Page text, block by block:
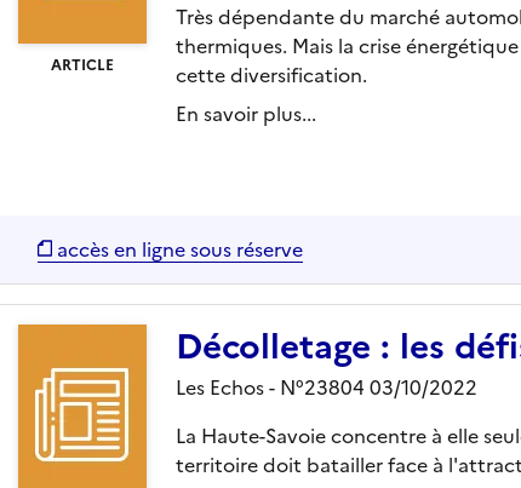
ARTICLE
Très dépendante du marché
thermiques. Mais la crise
cette diversification.
En savoir plus...
accès en ligne sous réserve
Décolletage : les
Les Echos - N°23804 03/10/2022
La Haute-Savoie concentre à elle
territoire doit batailler face à